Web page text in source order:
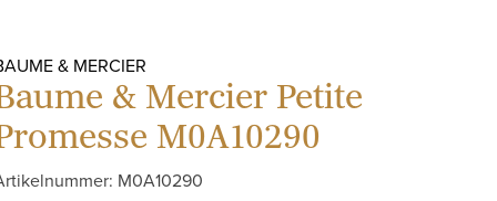
& MERCIER
& Mercier Petite
M0A10290
M0A10290